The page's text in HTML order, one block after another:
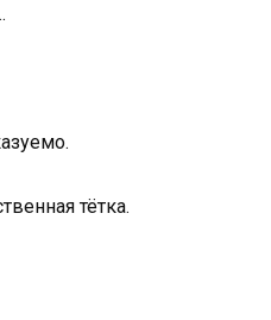
тётка.